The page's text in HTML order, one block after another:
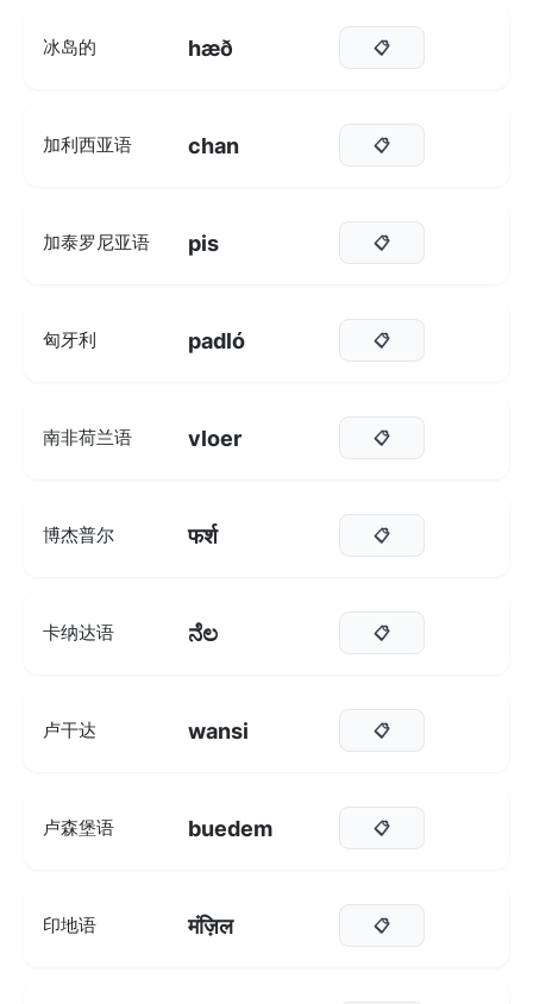
冰岛的 hæð 📋
加利西亚语 chan 📋
加泰罗尼亚语 pis 📋
匈牙利 padló 📋
南非荷兰语 vloer 📋
博杰普尔 फर्श 📋
卡纳达语 ನೆಲ 📋
卢干达 wansi 📋
卢森堡语 buedem 📋
印地语 मंज़िल 📋